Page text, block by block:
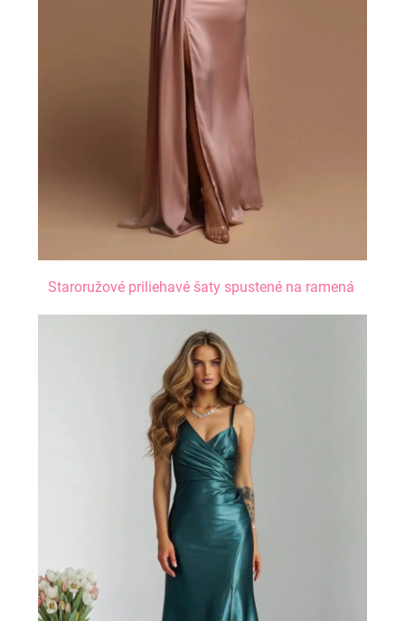
Staroružové priliehavé šaty spustené na ramená